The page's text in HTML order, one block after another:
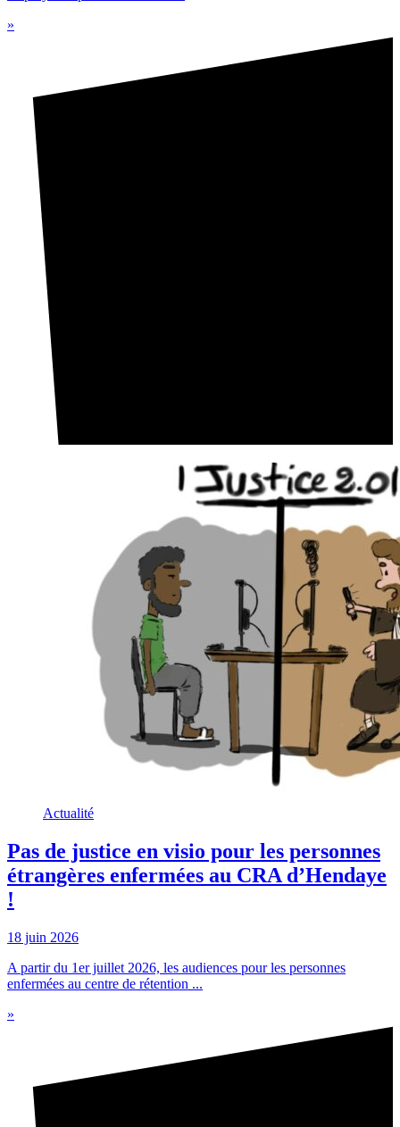
»
Actualité
Pas de justice en visio pour les personnes
étrangères enfermées au CRA d’Hendaye
!
18 juin 2026
A partir du 1er juillet 2026, les audiences pour les personnes
enfermées au centre de rétention ...
»